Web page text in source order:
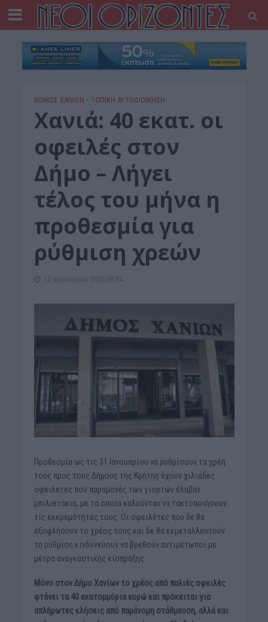
ΝΟΜΌΣ ΧΑΝΊΩΝ • ΤΟΠΙΚΗ ΑΥΤΟΔΙΟΙΚΗΣΗ
Χανιά: 40 εκατ. οι
οφειλές στον
Δήμο – Λήγει
τέλος του μήνα η
προθεσμία για
ρύθμιση χρεών
12 Ιανουαρίου 2025 20:14
Προθεσμία ως τις 31 Ιανουαρίου να ρυθμίσουν τα χρέη
τους προς τους Δήμους της Κρήτης έχουν χιλιάδες
οφειλέτες που παραμονές των γιορτών έλαβαν
μπιλιετάκια, με τα οποία καλούνταν να τακτοποιήσουν
τις εκκρεμότητές τους. Οι οφειλέτες που δε θα
εξοφλήσουν το χρέος τους και δε θα εκμεταλλευτούν
τη ρύθμιση κινδυνεύουν να βρεθούν αντιμέτωποι με
μέτρα αναγκαστικής είσπραξης.
Μόνο στον Δήμο Χανίων το χρέος από παλιές οφειλές
φτάνει τα 40 εκατομμύρια ευρώ και πρόκειται για
απλήρωτες κλήσεις από παράνομη στάθμευση, αλλά και